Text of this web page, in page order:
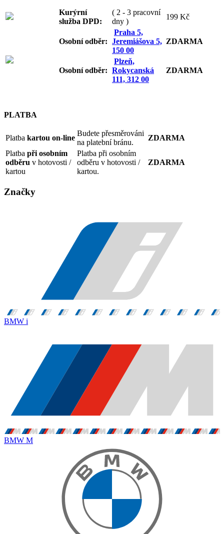
Kurýrní
služba DPD:
( 2 - 3 pracovní
dny )
199 Kč
Osobní odběr:
Praha 5,
Jeremiášova 5,
150 00
ZDARMA
Osobní odběr:
Plzeň,
Rokycanská
111, 312 00
ZDARMA
PLATBA
Platba kartou on-line
Budete přesměrováni
na platební bránu.
ZDARMA
Platba při osobním
odběru v hotovosti /
kartou
Platba při osobním
odběru v hotovosti /
kartou.
ZDARMA
Značky
BMW i
BMW M